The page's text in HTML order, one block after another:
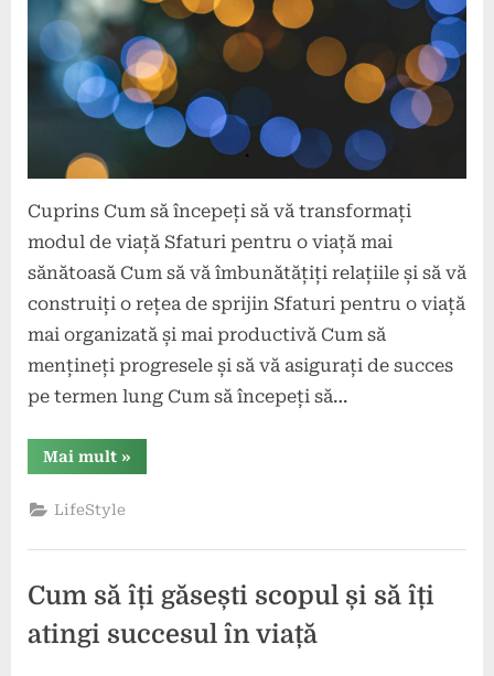
Cuprins Cum să începeți să vă transformați
modul de viață Sfaturi pentru o viață mai
sănătoasă Cum să vă îmbunătățiți relațiile și să vă
construiți o rețea de sprijin Sfaturi pentru o viață
mai organizată și mai productivă Cum să
mențineți progresele și să vă asigurați de succes
pe termen lung Cum să începeți să…
Mai mult“Cum
să
modul
viață
pași
simpli”
»
LifeStyle
Cum să îți găsești scopul și să îți
atingi succesul în viață